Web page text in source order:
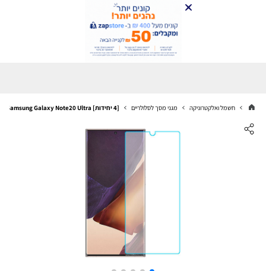
חשמל ואלקטרוניקה מגני מסך לסלולריים [4 יחידות] Samsung Galaxy Note20 Ultra מגן מסך נאנו זכוכית 9H סקרין מובייל